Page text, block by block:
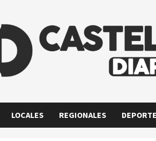
LOCALES REGIONALES